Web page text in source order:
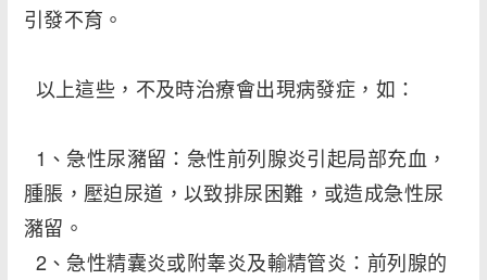
引發不育。
以上這些，不及時治療會出現病發症，如：
1、急性尿瀦留：急性前列腺炎引起局部充血，
腫脹，壓迫尿道，以致排尿困難，或造成急性尿
瀦留。
2、急性精囊炎或附睾炎及輸精管炎：前列腺的